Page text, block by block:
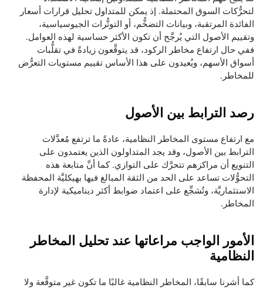
لتحرُّكات السوق المحتملة. إذ يمكن للمتداول تحليل قرارات أسعار
الفائدة المرتقبة، وبيانات التضخُّم، أو التوتُّرات الجيوسياسية،
وتقييم الأصول التي يُرجَّح أن تكون الأكثر حساسية لهذه العوامل.
ففي حال ارتفاع مخاطر الركود، قد يتوقَّعون زيادةً في تقلُّبات
أسواق الأسهم، ويُعيدون على هذا الأساس تقييم مستويات التعرُّض
للمخاطر.
رصد الترابط بين الأصول
مع ارتفاع مستوى المخاطر النظامية، عادةً ما ترتفع مُعدَّلات
الترابط بين الأصول، وقد يجد المتداولون الذين يعتمدون على
التنويع أن مراكزهم تتحرَّك على التوازي. كما أنَّ متابعة هذه
التحوُّلات تساعد على الحد من الثقة المبالغ فيها بهيكليَّة المحفظة
الاستثماريَّة، وتُشجِّع على اعتماد ضوابط أكثر ديناميكية لإدارة
المخاطر.
الأمور الواجب مراعاتها عند تحليل المخاطر
النظامية
كما أشرنا سابقًا، المخاطر النظامية غالبًا ما تكون غير متوقَّعة ولا